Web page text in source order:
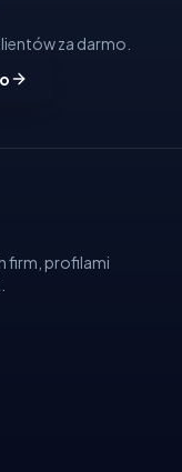
za darmo.
firm, profilami